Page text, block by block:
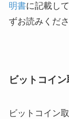
明書に記載し
ずお読みくださ
ビットコイ
ビットコイン